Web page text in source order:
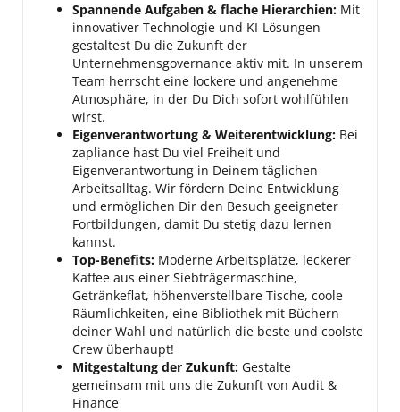
Spannende Aufgaben & flache Hierarchien: Mit
innovativer Technologie und KI-Lösungen
gestaltest Du die Zukunft der
Unternehmensgovernance aktiv mit. In unserem
Team herrscht eine lockere und angenehme
Atmosphäre, in der Du Dich sofort wohlfühlen
wirst.
Eigenverantwortung & Weiterentwicklung: Bei
zapliance hast Du viel Freiheit und
Eigenverantwortung in Deinem täglichen
Arbeitsalltag. Wir fördern Deine Entwicklung
und ermöglichen Dir den Besuch geeigneter
Fortbildungen, damit Du stetig dazu lernen
kannst.
Top-Benefits: Moderne Arbeitsplätze, leckerer
Kaffee aus einer Siebträgermaschine,
Getränkeflat, höhenverstellbare Tische, coole
Räumlichkeiten, eine Bibliothek mit Büchern
deiner Wahl und natürlich die beste und coolste
Crew überhaupt!
Mitgestaltung der Zukunft: Gestalte
gemeinsam mit uns die Zukunft von Audit &
Finance